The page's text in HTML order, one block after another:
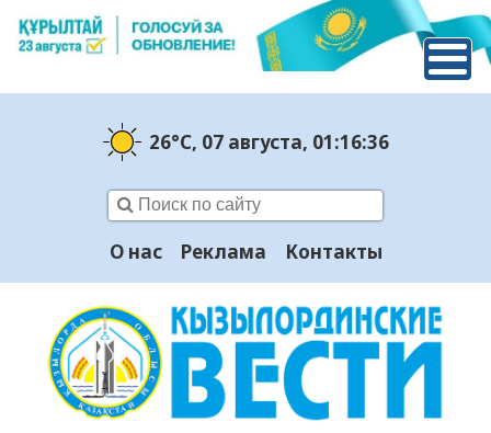
26°C, 07 августа, 01:16:37
О нас Реклама Контакты